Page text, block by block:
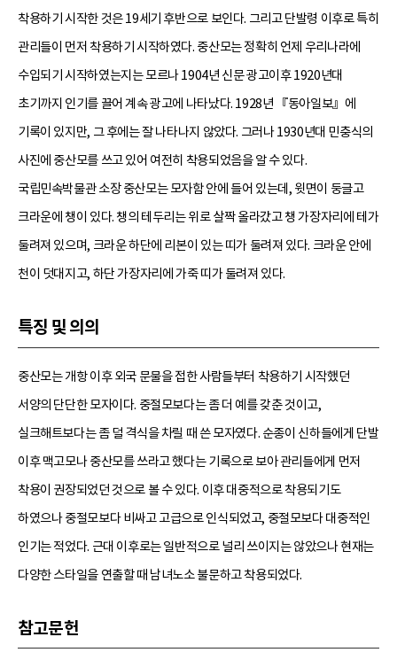
착용하기 시작한 것은 19세기 후반으로 보인다. 그리고 단발령 이후로 특히
관리들이 먼저 착용하기 시작하였다. 중산모는 정확히 언제 우리나라에
수입되기 시작하였는지는 모르나 1904년 신문 광고이후 1920년대
초기까지 인기를 끌어 계속 광고에 나타났다. 1928년 『동아일보』에
기록이 있지만, 그 후에는 잘 나타나지 않았다. 그러나 1930년대 민충식의
사진에 중산모를 쓰고 있어 여전히 착용되었음을 알 수 있다.
국립민속박물관 소장 중산모는 모자함 안에 들어 있는데, 윗면이 둥글고
크라운에 챙이 있다. 챙의 테두리는 위로 살짝 올라갔고 챙 가장자리에 테가
둘려져 있으며, 크라운 하단에 리본이 있는 띠가 둘려져 있다. 크라운 안에
천이 덧대지고, 하단 가장자리에 가죽 띠가 둘려져 있다.
특징 및 의의
중산모는 개항 이후 외국 문물을 접한 사람들부터 착용하기 시작했던
서양의 단단한 모자이다. 중절모보다는 좀 더 예를 갖춘 것이고,
실크해트보다는 좀 덜 격식을 차릴 때 쓴 모자였다. 순종이 신하들에게 단발
이후 맥고모나 중산모를 쓰라고 했다는 기록으로 보아 관리들에게 먼저
착용이 권장되었던 것으로 볼 수 있다. 이후 대중적으로 착용되기도
하였으나 중절모보다 비싸고 고급으로 인식되었고, 중절모보다 대중적인
인기는 적었다. 근대 이후로는 일반적으로 널리 쓰이지는 않았으나 현재는
다양한 스타일을 연출할 때 남녀노소 불문하고 착용되었다.
참고문헌